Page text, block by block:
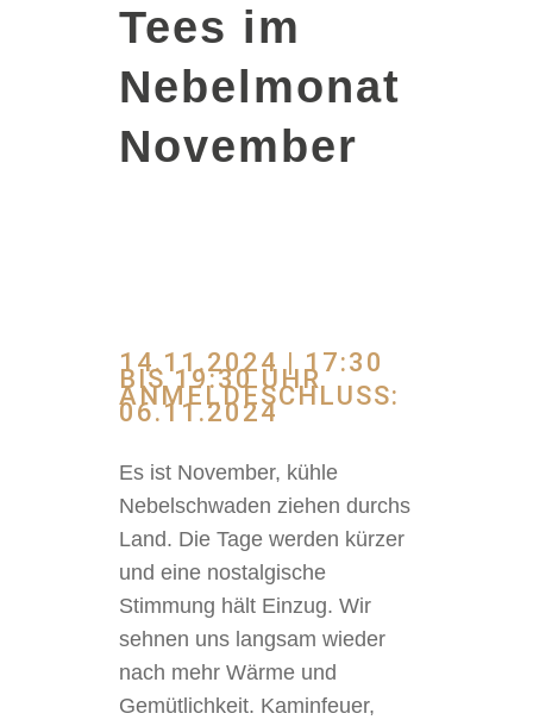
Tees im
Nebelmonat
November
14.11.2024 | 17:30
BIS 19:30 UHR
ANMELDESCHLUSS:
06.11.2024
Es ist November, kühle
Nebelschwaden ziehen durchs
Land. Die Tage werden kürzer
und eine nostalgische
Stimmung hält Einzug. Wir
sehnen uns langsam wieder
nach mehr Wärme und
Gemütlichkeit. Kaminfeuer,